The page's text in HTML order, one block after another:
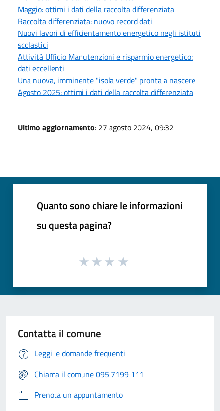
Maggio: ottimi i dati della raccolta differenziata
Raccolta differenziata: nuovo record dati
Nuovi lavori di efficientamento energetico negli istituti
scolastici
Attività Ufficio Manutenzioni e risparmio energetico:
dati eccellenti
Una nuova, imminente "isola verde" pronta a nascere
Agosto 2025: ottimi i dati della raccolta differenziata
Ultimo aggiornamento: 27 agosto 2024, 09:32
Quanto sono chiare le informazioni
su questa pagina?
Contatta il comune
Leggi le domande frequenti
Chiama il comune 095 7199 111
Prenota un appuntamento